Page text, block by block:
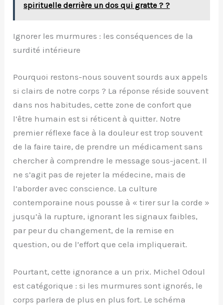
spirituelle derrière un dos qui gratte ? ?
Ignorer les murmures : les conséquences de la
surdité intérieure
Pourquoi restons-nous souvent sourds aux appels
si clairs de notre corps ? La réponse réside souvent
dans nos habitudes, cette zone de confort que
l’être humain est si réticent à quitter. Notre
premier réflexe face à la douleur est trop souvent
de la faire taire, de prendre un médicament sans
chercher à comprendre le message sous-jacent. Il
ne s’agit pas de rejeter la médecine, mais de
l’aborder avec conscience. La culture
contemporaine nous pousse à « tirer sur la corde »
jusqu’à la rupture, ignorant les signaux faibles,
par peur du changement, de la remise en
question, ou de l’effort que cela impliquerait.
Pourtant, cette ignorance a un prix. Michel Odoul
est catégorique : si les murmures sont ignorés, le
corps parlera de plus en plus fort. Le schéma